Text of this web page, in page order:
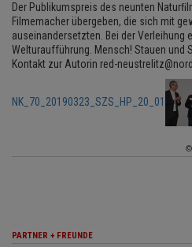
Der Publikumspreis des neunten
Filmemacher übergeben, die sich mit
auseinandersetzten. Bei der Verleihung
Welturaufführung. Mensch! Stauen und
Kontakt zur Autorin red-
NK_70_20190323_SZS_HP_20_01
©
PARTNER + FREUNDE